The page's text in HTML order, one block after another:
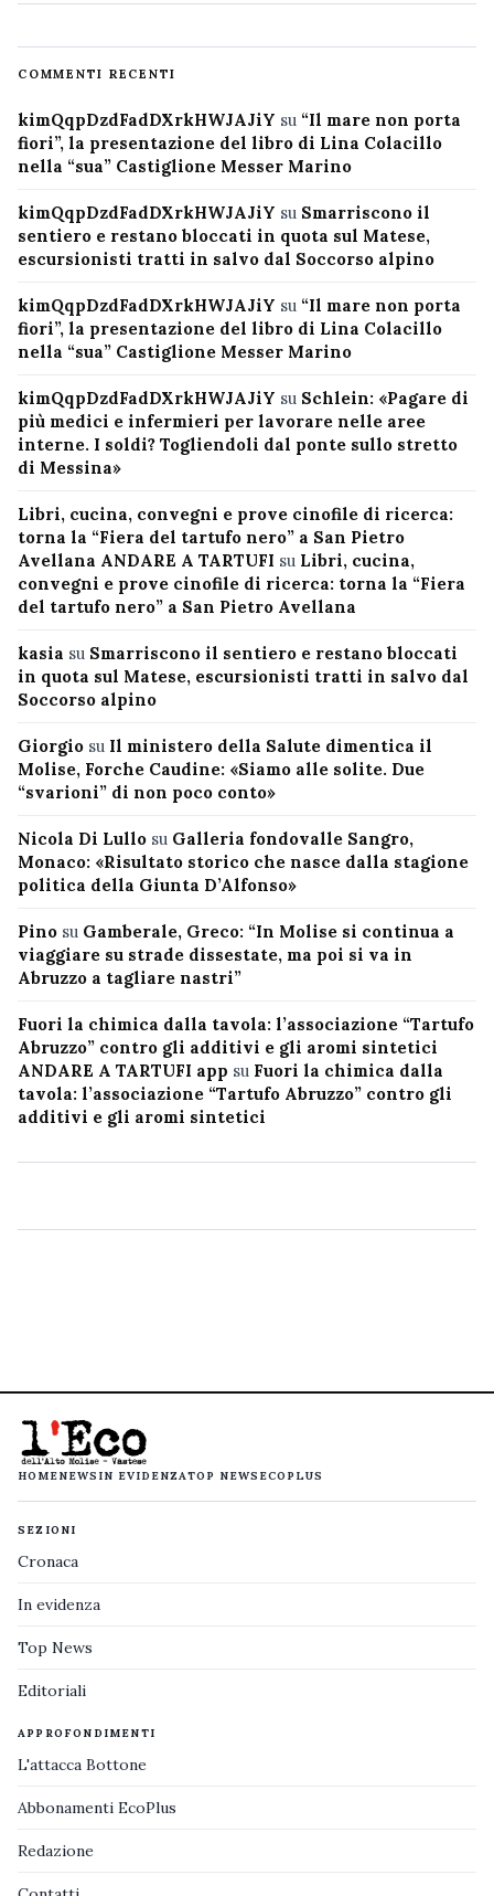
COMMENTI RECENTI
kimQqpDzdFadDXrkHWJAJiY su “Il mare non porta
fiori”, la presentazione del libro di Lina Colacillo
nella “sua” Castiglione Messer Marino
kimQqpDzdFadDXrkHWJAJiY su Smarriscono il
sentiero e restano bloccati in quota sul Matese,
escursionisti tratti in salvo dal Soccorso alpino
kimQqpDzdFadDXrkHWJAJiY su “Il mare non porta
fiori”, la presentazione del libro di Lina Colacillo
nella “sua” Castiglione Messer Marino
kimQqpDzdFadDXrkHWJAJiY su Schlein: «Pagare di
più medici e infermieri per lavorare nelle aree
interne. I soldi? Togliendoli dal ponte sullo stretto
di Messina»
Libri, cucina, convegni e prove cinofile di ricerca:
torna la “Fiera del tartufo nero” a San Pietro
Avellana ANDARE A TARTUFI su Libri, cucina,
convegni e prove cinofile di ricerca: torna la “Fiera
del tartufo nero” a San Pietro Avellana
kasia su Smarriscono il sentiero e restano bloccati
in quota sul Matese, escursionisti tratti in salvo dal
Soccorso alpino
Giorgio su Il ministero della Salute dimentica il
Molise, Forche Caudine: «Siamo alle solite. Due
“svarioni” di non poco conto»
Nicola Di Lullo su Galleria fondovalle Sangro,
Monaco: «Risultato storico che nasce dalla stagione
politica della Giunta D’Alfonso»
Pino su Gamberale, Greco: “In Molise si continua a
viaggiare su strade dissestate, ma poi si va in
Abruzzo a tagliare nastri”
Fuori la chimica dalla tavola: l’associazione “Tartufo
Abruzzo” contro gli additivi e gli aromi sintetici
ANDARE A TARTUFI app su Fuori la chimica dalla
tavola: l’associazione “Tartufo Abruzzo” contro gli
additivi e gli aromi sintetici
HOMENEWS IN EVIDENZATOP NEWS ECOPLUS
SEZIONI
Cronaca
In evidenza
Top News
Editoriali
APPROFONDIMENTI
L'attacca Bottone
Abbonamenti EcoPlus
Redazione